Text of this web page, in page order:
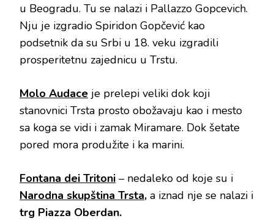
u Beogradu. Tu se nalazi i Pallazzo Gopcevich.
Nju je izgradio Spiridon Gopčević kao
podsetnik da su Srbi u 18. veku izgradili
prosperitetnu zajednicu u Trstu.
Molo Audace je prelepi veliki dok koji
stanovnici Trsta prosto obožavaju kao i mesto
sa koga se vidi i zamak Miramare. Dok šetate
pored mora produžite i ka marini.
Fontana dei Tritoni – nedaleko od koje su i
Narodna skupština Trsta, a iznad nje se nalazi i
trg Piazza Oberdan.